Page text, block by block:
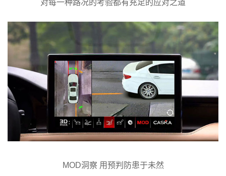
对每一种路况的考验都有充足的应对之道
MOD洞察 用预判防患于未然